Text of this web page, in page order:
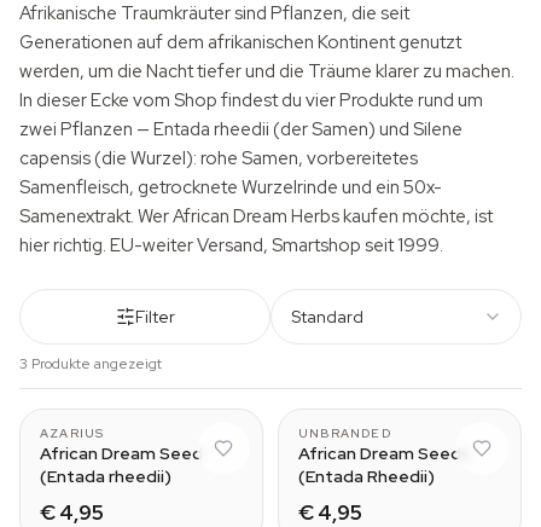
Afrikanische Traumkräutersind Pflanzen, die seit
Generationen auf dem afrikanischen Kontinent genutzt
werden, um die Nacht tiefer und die Träume klarer zu machen.
In dieser Ecke vom Shop findest du vier Produkte rund um
zwei Pflanzen — Entada rheedii (der Samen) und Silene
capensis (die Wurzel): rohe Samen, vorbereitetes
Samenfleisch, getrocknete Wurzelrinde und ein 50x-
Samenextrakt. Wer African Dream Herbs kaufen möchte, ist
hier richtig. EU-weiter Versand, Smartshop seit 1999.
Filter Standard
3 Produkte angezeigt
AZARIUS
African Dream Seed
(Entada rheedii)
€ 4,95
UNBRANDED
African Dream Seeds
(Entada Rheedii)
€ 4,95